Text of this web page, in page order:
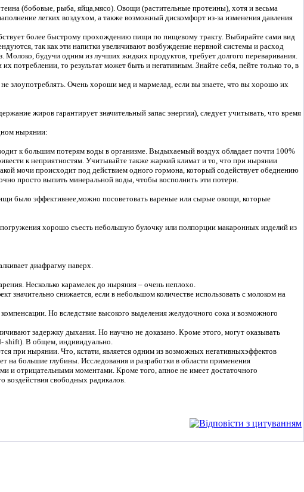
(бобовые, рыба, яйца,мясо). Овощи (растительные протеины), хотя и весьма
легких воздухом, а также возможный дискомфорт из-за изменения давления
более быстрому прохождению пищи по пищевому тракту. Выбирайте сами вид
так как эти напитки увеличивают возбуждение нервной системы и расход
Молоко, будучи одним из лучших жидких продуктов, требует долгого переваривания.
потреблении, то результат может быть и негативным. Знайте себя, пейте только то, в
злоупотреблять. Очень хороши мед и мармелад, если вы знаете, что вы хорошо их
жиров гарантирует значительный запас энергии), следует учитывать, что время
нырянии:
к большим потерям воды в организме. Выдыхаемый воздух обладает почти 100%
к неприятностям. Учитывайте также жаркий климат и то, что при нырянии
мочи происходит под действием одного гормона, который содействует обеднению
просто выпить минеральной воды, чтобы восполнить эти потери.
было эффективнее,можно посоветовать вареные или сырые овощи, которые
хорошо съесть небольшую булочку или полпорции макаронных изделий из
диафрагму наверх.
Несколько карамелек до ныряния – очень неплохо.
снижается, если в небольшом количестве использовать с молоком на
Но вследствие высокого выделения желудочного сока и возможного
задержку дыхания. Но научно не доказано. Кроме этого, могут оказывать
shift). В общем, индивидуально.
при нырянии. Что, кстати, является одним из возможных негативныхэффектов
большие глубины. Исследования и разработки в области применения
отрицательными моментами. Кроме того, апное не имеет достаточного
воздействия свободных радикалов.